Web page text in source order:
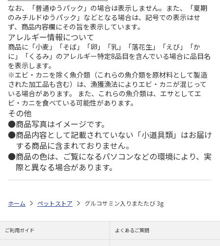
なお、「普通ゆうパック」の場合は表示しません。また、「夏期
のみチルドゆうパック」などとなる場合は、記号での表示はせ
ず、商品内容欄にその旨を表示しています。
アレルギー情報について
商品に「小麦」「そば」「卵」「乳」「落花生」「えび」「か
に」「くるみ」のアレルギー特定8品目を含んでいる場合に品目名
を表示します。
※エビ・カニを除く魚介類（これらの魚介類を原材料として製造
された加工品も含む）は、漁獲漁法によりエビ・カニが混じって
いる場合があります。 また、これらの魚介類は、エサとしてエ
ビ・カニを食べている可能性があります。
その他
商品写真はイメージです。
商品内容として記載されていない「小道具類」はお届け
する商品に含まれておりません。
商品の色は、ご覧になるパソコンなどの環境により、実
際と異なる場合があります。
ホーム ペットストア グルコサミン入りまたたび 3g
ご利用ガイド よくあるご質問